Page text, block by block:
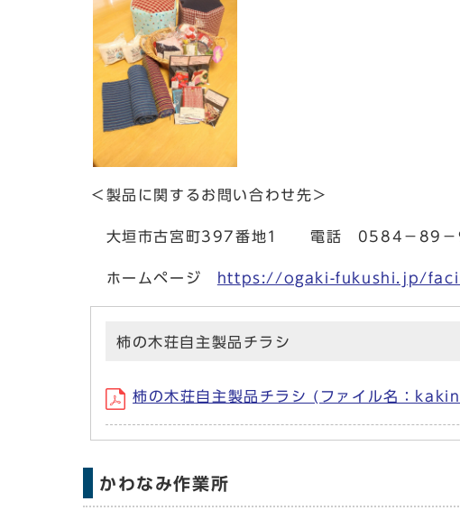
＜製品に関するお問い合わせ先＞
大垣市古宮町397番地1 電話 0584－89
ホームページ https://ogaki-fukushi.jp/
柿の木荘自主製品チラシ
柿の木荘自主製品チラシ (ファイル名：
かわなみ作業所